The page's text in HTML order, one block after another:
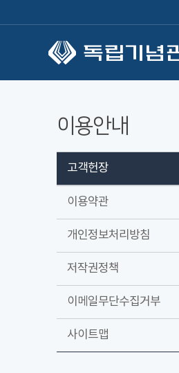
이용안내
고객헌장
이용약관
개인정보처리방침
저작권정책
이메일무단수집거부
사이트맵